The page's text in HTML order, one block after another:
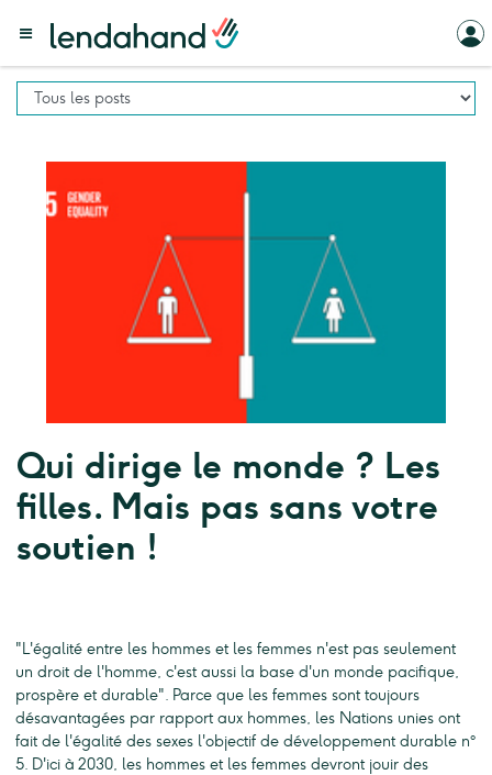
Qui dirige le monde ? Les
filles. Mais pas sans votre
soutien !
"L'égalité entre les hommes et les femmes n'est pas seulement
un droit de l'homme, c'est aussi la base d'un monde pacifique,
prospère et durable". Parce que les femmes sont toujours
désavantagées par rapport aux hommes, les Nations unies ont
fait de l'égalité des sexes l'objectif de développement durable n°
5. D'ici à 2030, les hommes et les femmes devront jouir des